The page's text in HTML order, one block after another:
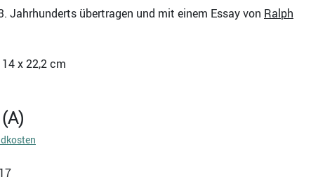
Jahrhunderts übertragen und mit einem Essay von Ralph
x 22,2 cm